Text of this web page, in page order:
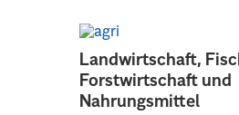
Landwirtschaft,
Forstwirtschaft und
Nahrungsmittel